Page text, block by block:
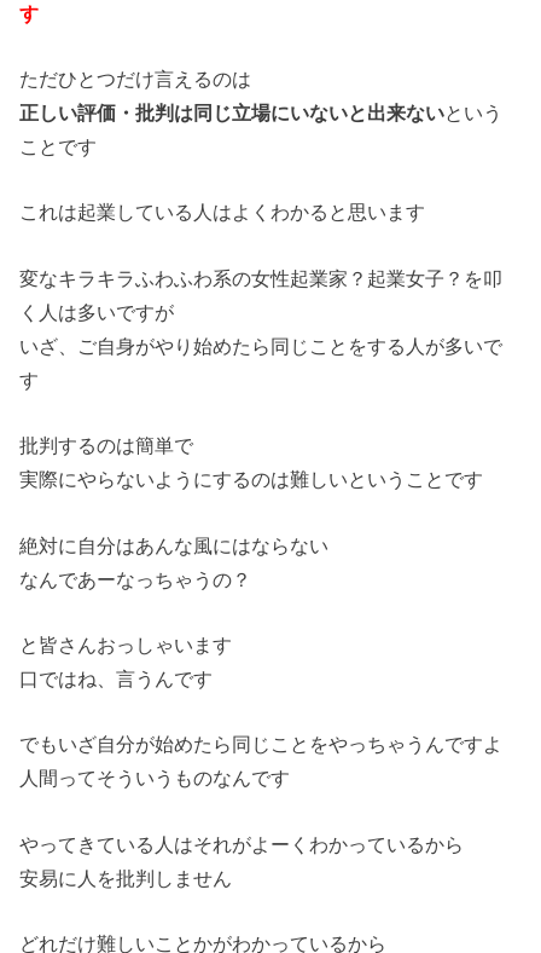
す
ただひとつだけ言えるのは
正しい評価・批判は同じ立場にいないと出来ないという
ことです
これは起業している人はよくわかると思います
変なキラキラふわふわ系の女性起業家？起業女子？を叩
く人は多いですが
いざ、ご自身がやり始めたら同じことをする人が多いで
す
批判するのは簡単で
実際にやらないようにするのは難しいということです
絶対に自分はあんな風にはならない
なんであーなっちゃうの？
と皆さんおっしゃいます
口ではね、言うんです
でもいざ自分が始めたら同じことをやっちゃうんですよ
人間ってそういうものなんです
やってきている人はそれがよーくわかっているから
安易に人を批判しません
どれだけ難しいことかがわかっているから